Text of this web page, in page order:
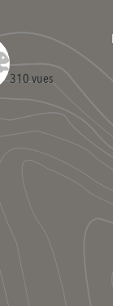
310 vues